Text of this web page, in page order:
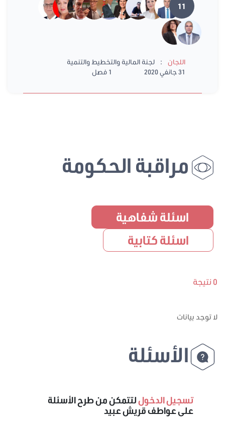
11
اللجان :
لجنة المالية والتخطيط والتنمية
31 جانفي 2020
1 فصل
مراقبة الحكومة
اسئلة شفاهية
اسئلة كتابية
0 نتيجة
لا توجد بيانات
الأسئلة
تسجيل الدخوللتتمكن من طرح الأسئلة
على عواطف قريش عبيد